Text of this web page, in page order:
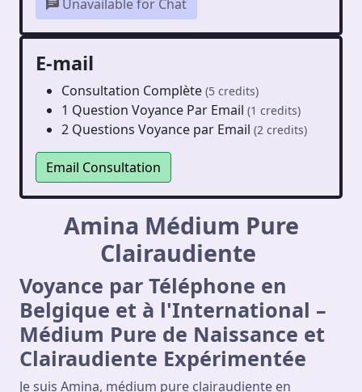
Unavailable for Chat
E-mail
Consultation Complète (5 credits)
1 Question Voyance Par Email (1 credits)
2 Questions Voyance par Email (2 credits)
Email Consultation
Amina Médium Pure
Clairaudiente
Voyance par Téléphone en
Belgique et à l'International –
Médium Pure de Naissance et
Clairaudiente Expérimentée
Je suis Amina, médium pure clairaudiente en